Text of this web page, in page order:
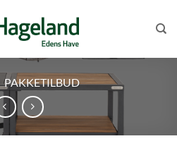
PAKKETILBUD